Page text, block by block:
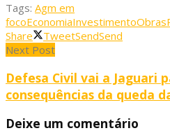
Tags: Agm em
focoEconomiaInvestimentoObras
Share
TweetSendSend
Next Post
Defesa Civil vai a Jaguari
consequências da queda
Deixe um comentário